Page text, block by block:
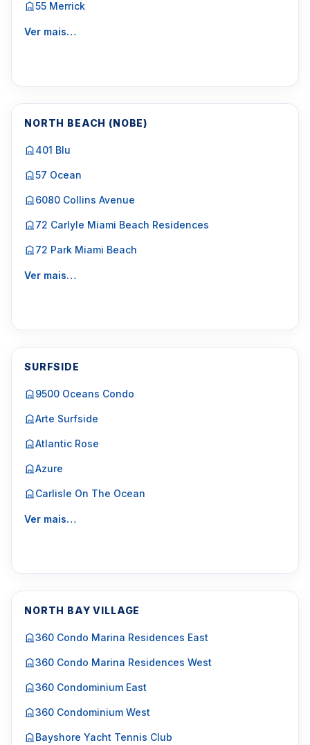
55 Merrick
Ver mais…
NORTH BEACH (NOBE)
401 Blu
57 Ocean
6080 Collins Avenue
72 Carlyle Miami Beach Residences
72 Park Miami Beach
Ver mais…
SURFSIDE
9500 Oceans Condo
Arte Surfside
Atlantic Rose
Azure
Carlisle On The Ocean
Ver mais…
NORTH BAY VILLAGE
360 Condo Marina Residences East
360 Condo Marina Residences West
360 Condominium East
360 Condominium West
Bayshore Yacht Tennis Club